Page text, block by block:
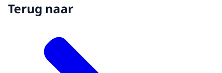
Terug naar